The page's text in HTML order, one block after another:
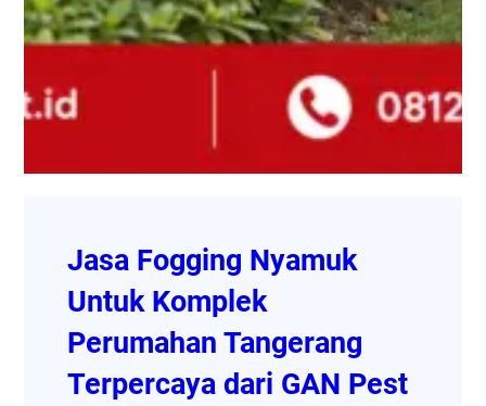
Jasa Fogging Nyamuk
Untuk Komplek
Perumahan Tangerang
Terpercaya dari GAN Pest